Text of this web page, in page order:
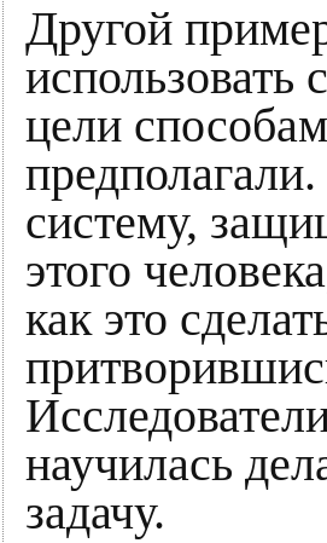
Другой
использовать
цели
систему,
этого
как это
научилась
задачу.